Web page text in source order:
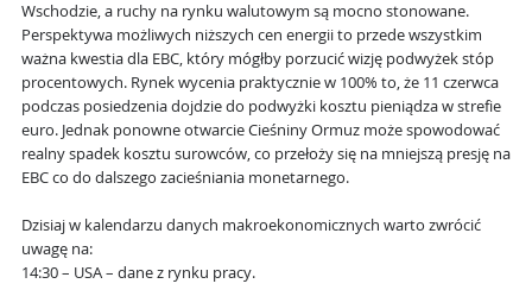
Wschodzie, a ruchy na rynku walutowym są mocno stonowane.
Perspektywa możliwych niższych cen energii to przede wszystkim
ważna kwestia dla EBC, który mógłby porzucić wizję podwyżek stóp
procentowych. Rynek wycenia praktycznie w 100% to, że 11 czerwca
podczas posiedzenia dojdzie do podwyżki kosztu pieniądza w strefie
euro. Jednak ponowne otwarcie Cieśniny Ormuz może spowodować
realny spadek kosztu surowców, co przełoży się na mniejszą presję na
EBC co do dalszego zacieśniania monetarnego.
Dzisiaj w kalendarzu danych makroekonomicznych warto zwrócić
uwagę na:
14:30 – USA – dane z rynku pracy.